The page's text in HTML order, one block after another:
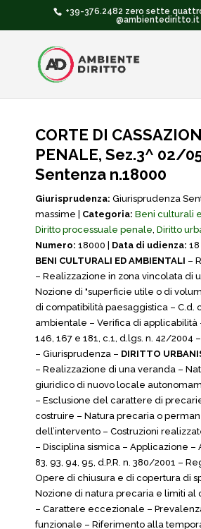
+39-376.2482 zero sette
@ambientediritto.it
CORTE DI
PENALE, Sez.3^ 02/
Sentenza n.18000
Giurisprudenza: Giurisprudenza
massime | Categoria: Beni culturali
Diritto processuale penale, Diritto
Numero: 18000 | Data di udienza:
BENI CULTURALI ED AMBIENTALI –
– Realizzazione in zona vincolata di
Nozione di "superficie utile o di
di compatibilità paesaggistica – C.d.
ambientale – Verifica di applicabilità
146, 167 e 181, c.1, d.lgs. n. 42/2004
– Giurisprudenza – DIRITTO
– Realizzazione di una veranda –
giuridico di nuovo locale
– Esclusione del carattere di
costruire – Natura precaria o
dell’intervento – Costruzioni
– Disciplina sismica – Applicazione –
83, 93, 94, 95, d.P.R. n. 380/2001 –
Opere di chiusura e di copertura di
Nozione di natura precaria e limiti al
– Carattere eccezionale –
funzionale – Riferimento alla